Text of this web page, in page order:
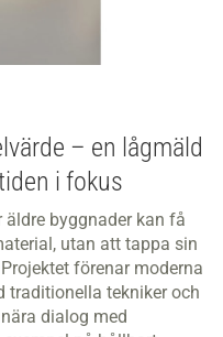
– en lågmäld
i fokus
byggnader kan få
utan att tappa sin
förenar moderna
traditionella tekniker och
dialog med